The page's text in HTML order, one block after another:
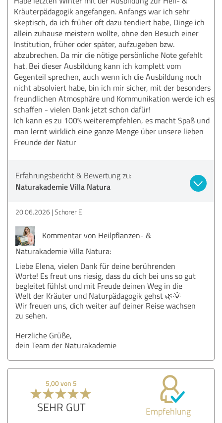
Kräuterpädagogik angefangen. Anfangs war ich sehr
skeptisch, da ich früher oft dazu tendiert habe, Dinge ich
allein zuhause meistern wollte, ohne den Besuch einer
Institution, früher oder später, aufzugeben bzw.
abzubrechen. Da mir die nötige persönliche Note gefehlt
hat. Bei dieser Ausbildung kann ich komplett vom
Gegenteil sprechen, auch wenn ich die Ausbildung noch
nicht absolviert habe, bin ich mir sicher, mit der besonders
freundlichen Atmosphäre und Kommunikation werde ich es
schaffen - vielen Dank jetzt schon dafür!
Ich kann es zu 100% weiterempfehlen, es macht Spaß und
man lernt wirklich eine ganze Menge über unsere lieben
Freunde der Natur
Erfahrungsbericht & Bewertung zu:
Naturakademie Villa Natura
20.06.2026 Schorer E.
Kommentar von Heilpflanzen- &
Naturakademie Villa Natura:
Liebe Elena, vielen Dank für deine berührenden
Worte! Es freut uns riesig, dass du dich bei uns so gut
begleitet fühlst und mit Freude deinen Weg in die
Welt der Kräuter und Naturpädagogik gehst 🌿🌞
Wir freuen uns, dich weiter auf deiner Reise wachsen
zu sehen.
Herzliche Grüße,
dein Team der Naturakademie
5,00 von 5
SEHR GUT Empfehlung